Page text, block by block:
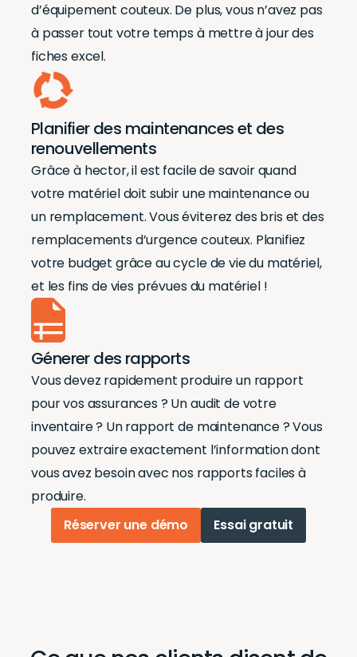
d’équipement couteux. De plus, vous n’avez pas
à passer tout votre temps à mettre à jour des
fiches excel.
Planifier des maintenances et des
renouvellements
Grâce à hector, il est facile de savoir quand
votre matériel doit subir une maintenance ou
un remplacement. Vous éviterez des bris et des
remplacements d’urgence couteux. Planifiez
votre budget grâce au cycle de vie du matériel,
et les fins de vies prévues du matériel !
Génerer des rapports
Vous devez rapidement produire un rapport
pour vos assurances ? Un audit de votre
inventaire ? Un rapport de maintenance ? Vous
pouvez extraire exactement l’information dont
vous avez besoin avec nos rapports faciles à
produire.
Réserver une démo
Essai gratuit